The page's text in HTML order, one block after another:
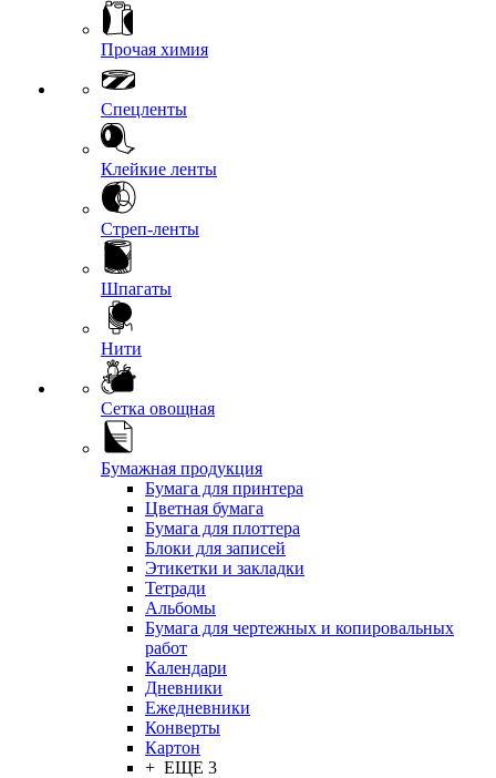
Прочая химия
Спецленты
Клейкие ленты
Стреп-ленты
Шпагаты
Нити
Сетка овощная
Бумажная продукция
Бумага для принтера
Цветная бумага
Бумага для плоттера
Блоки для записей
Этикетки и закладки
Тетради
Альбомы
Бумага для чертежных и копировальных
работ
Календари
Дневники
Ежедневники
Конверты
Картон
+ ЕЩЕ 3